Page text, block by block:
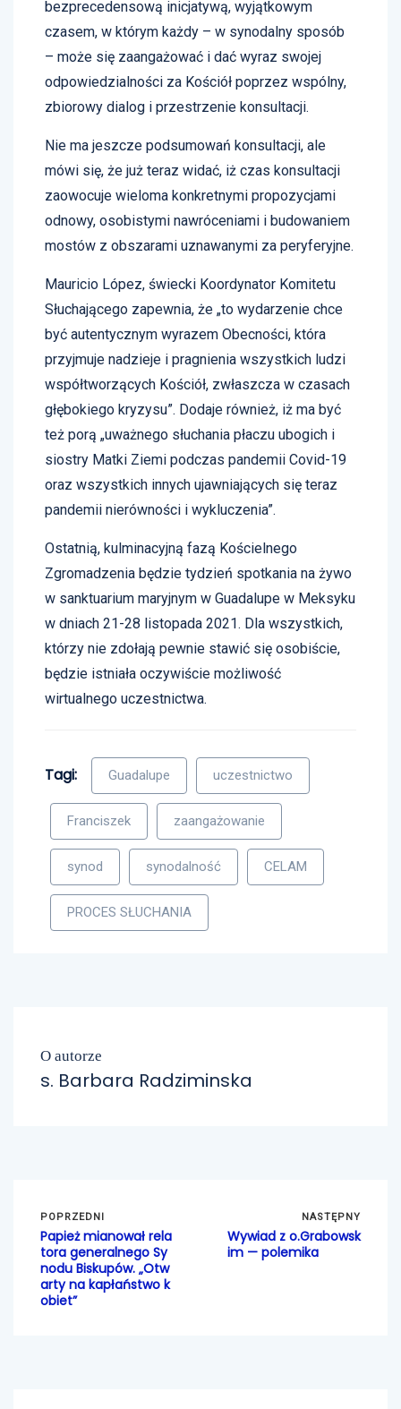
bezprecedensową inicjatywą, wyjątkowym
czasem, w którym każdy – w synodalny sposób
– może się zaangażować i dać wyraz swojej
odpowiedzialności za Kościół poprzez wspólny,
zbiorowy dialog i przestrzenie konsultacji.
Nie ma jeszcze podsumowań konsultacji, ale
mówi się, że już teraz widać, iż czas konsultacji
zaowocuje wieloma konkretnymi propozycjami
odnowy, osobistymi nawróceniami i budowaniem
mostów z obszarami uznawanymi za peryferyjne.
Mauricio López, świecki Koordynator Komitetu
Słuchającego zapewnia, że „to wydarzenie chce
być autentycznym wyrazem Obecności, która
przyjmuje nadzieje i pragnienia wszystkich ludzi
współtworzących Kościół, zwłaszcza w czasach
głębokiego kryzysu”. Dodaje również, iż ma być
też porą „uważnego słuchania płaczu ubogich i
siostry Matki Ziemi podczas pandemii Covid-19
oraz wszystkich innych ujawniających się teraz
pandemii nierówności i wykluczenia”.
Ostatnią, kulminacyjną fazą Kościelnego
Zgromadzenia będzie tydzień spotkania na żywo
w sanktuarium maryjnym w Guadalupe w Meksyku
w dniach 21-28 listopada 2021. Dla wszystkich,
którzy nie zdołają pewnie stawić się osobiście,
będzie istniała oczywiście możliwość
wirtualnego uczestnictwa.
Tagi: Guadalupe uczestnictwo
Franciszek zaangażowanie
synod synodalność CELAM
PROCES SŁUCHANIA
O autorze
s. Barbara Radziminska
POPRZEDNI
Papież mianował rela
tora generalnego Sy
nodu Biskupów. „Otw
arty na kapłaństwo k
obiet”
NASTĘPNY
Wywiad z o.Grabowsk
im — polemika